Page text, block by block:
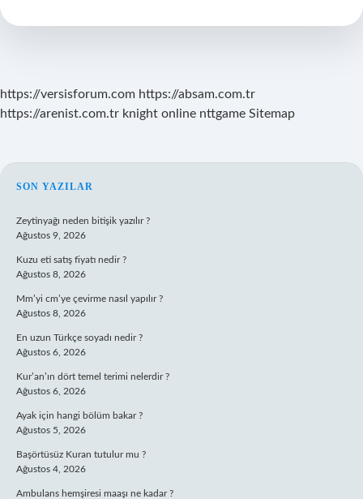
https://versisforum.com https://absam.com.tr
https://arenist.com.tr knight online nttgame Sitemap
SIDEBAR
SON YAZILAR
Zeytinyağı neden bitişik yazılır ?
Ağustos 9, 2026
Kuzu eti satış fiyatı nedir ?
Ağustos 8, 2026
Mm’yi cm’ye çevirme nasıl yapılır ?
Ağustos 8, 2026
En uzun Türkçe soyadı nedir ?
Ağustos 6, 2026
Kur’an’ın dört temel terimi nelerdir ?
Ağustos 6, 2026
Ayak için hangi bölüm bakar ?
Ağustos 5, 2026
Başörtüsüz Kuran tutulur mu ?
Ağustos 4, 2026
Ambulans hemşiresi maaşı ne kadar ?